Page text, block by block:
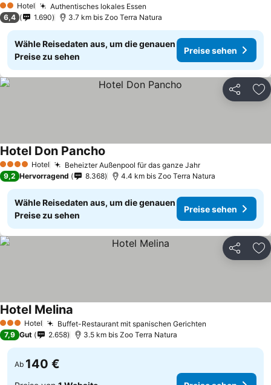
2 Sterne
Hotel Authentisches lokales Essen
6,4 1.690 3.7 km bis Zoo Terra Natura
Wähle Reisedaten aus, um die genauen
Preise zu sehen
Preise sehen
Teilen
4 Sterne Hotel Beheizter Außenpool für das ganze Jahr
Hotel Don Pancho
9,2 Hervorragend 8.368 4.4 km bis Zoo Terra Natura
Wähle Reisedaten aus, um die genauen
Preise zu sehen
Preise sehen
Teilen
3 SterneHotel Buffet-Restaurant mit spanischen Gerichten
Hotel Melina
7,9 Gut 2.658 3.5 km bis Zoo Terra Natura
Ab 140 €